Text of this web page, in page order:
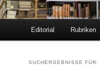
Zum
Zum
Editorial Rubriken
SUCHERGEBNISSE